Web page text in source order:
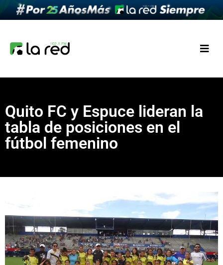
Quito FC y Espuce lideran la
tabla de posiciones en el
fútbol femenino